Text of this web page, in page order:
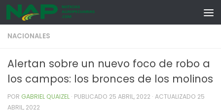
Skip to content
NACIONALES
Alertan sobre un nuevo foco de robo a
los campos: los bronces de los molinos
POR GABRIEL QUAIZEL · PUBLICADO 25 ABRIL, 2022 · ACTUALIZADO 25
ABRIL, 2022